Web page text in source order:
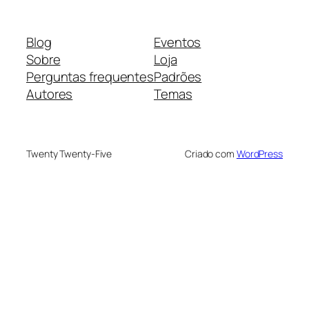
Blog
Sobre
Perguntas frequentes
Autores
Eventos
Loja
Padrões
Temas
Twenty Twenty-Five Criado com WordPress